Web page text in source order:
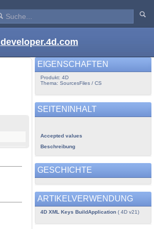
developer.4d.com
EIGENSCHAFTEN
Produkt: 4D
Thema: SourcesFiles / CS
SEITENINHALT
Accepted values
Beschreibung
GESCHICHTE
ARTIKELVERWENDUNG
4D XML Keys BuildApplication( 4D v21)